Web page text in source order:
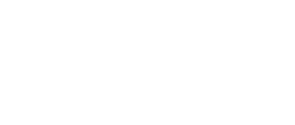
horen dat je tevreden bent over je ontvangen